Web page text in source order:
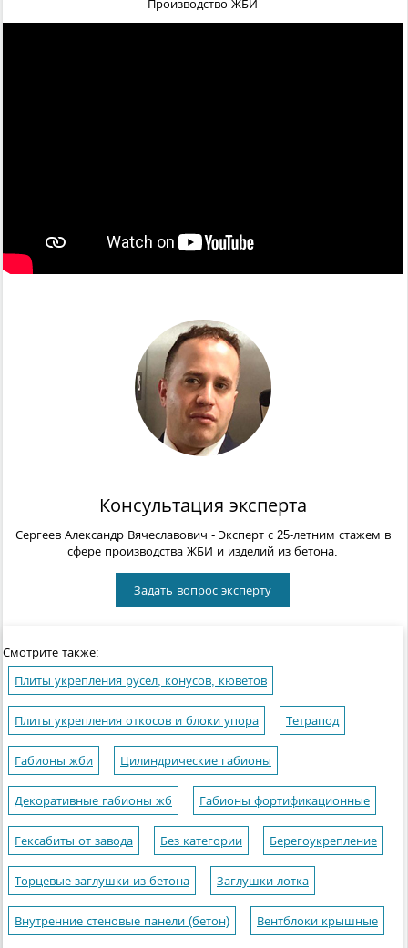
Производство ЖБИ
Консультация эксперта
Сергеев Александр Вячеславович - Эксперт с 25-летним стажем в
сфере производства ЖБИ и изделий из бетона.
Задать вопрос эксперту
Смотрите также:
Плиты укрепления русел, конусов, кюветов
Плиты укрепления откосов и блоки упора Тетрапод
Габионы жби Цилиндрические габионы
Декоративные габионы жб Габионы фортификационные
Гексабиты от завода Без категории Берегоукрепление
Торцевые заглушки из бетона Заглушки лотка
Внутренние стеновые панели (бетон) Вентблоки крышные